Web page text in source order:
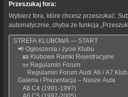
Przeszukaj fora:
Wybierz fora, które chcesz przeszukać.
automatycznie, chyba że funkcja